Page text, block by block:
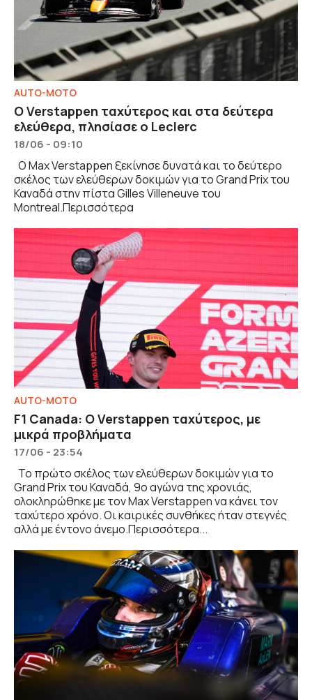
AUTO-MOTO
Ο Verstappen ταχύτερος και στα δεύτερα
ελεύθερα, πλησίασε ο Leclerc
18/06 - 09:10
Ο Max Verstappen ξεκίνησε δυνατά και το δεύτερο
σκέλος των ελεύθερων δοκιμών για το Grand Prix του
Καναδά στην πίστα Gilles Villeneuve του
Montreal.Περισσότερα
AUTO-MOTO
F1 Canada: Ο Verstappen ταχύτερος, με
μικρά προβλήματα
17/06 - 23:54
Το πρώτο σκέλος των ελεύθερων δοκιμών για το
Grand Prix του Καναδά, 9ο αγώνα της χρονιάς,
ολοκληρώθηκε με τον Max Verstappen να κάνει τον
ταχύτερο χρόνο. Οι καιρικές συνθήκες ήταν στεγνές
αλλά με έντονο άνεμο.Περισσότερα...